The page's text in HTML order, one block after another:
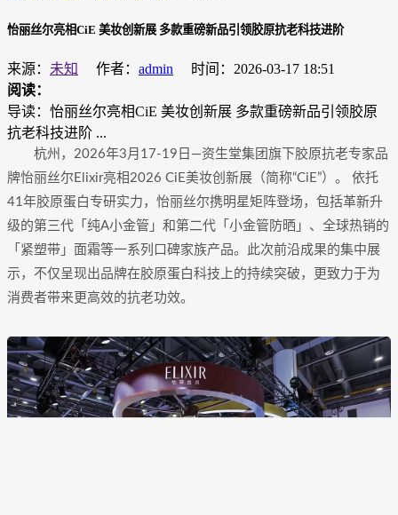
怡丽丝尔亮相CiE 美妆创新展 多款重磅新品引领胶原抗老科技进阶
来源： 未知 作者： admin
时间：2026-03-17 18:51
阅读：
导读：怡丽丝尔亮相CiE 美妆创新展 多款重磅新品引领胶原
抗老科技进阶 ...
杭州，2026年3月17-19日—资生堂集团旗下胶原抗老专家品
牌怡丽丝尔Elixir亮相2026 CiE美妆创新展（简称“CiE”）。 依托
41年胶原蛋白专研实力，怡丽丝尔携明星矩阵登场，包括革新升
级的第三代「纯A小金管」和第二代「小金管防晒」、全球热销的
「紧塑带」面霜等一系列口碑家族产品。此次前沿成果的集中展
示，不仅呈现出品牌在胶原蛋白科技上的持续突破，更致力于为
消费者带来更高效的抗老功效。